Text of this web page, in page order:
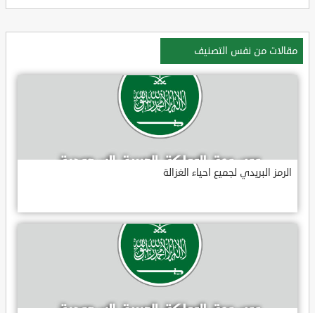
مقالات من نفس التصنيف
الرمز البريدي لجميع احياء الغزالة